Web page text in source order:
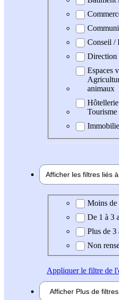
Conseil /
Direction
Espaces
animaux
Afficher les filtres liés
ExpérienceMoins de
De 1 à 3
Plus de 3
Non
Appliquerle filtre de
Afficher Plus de filtres